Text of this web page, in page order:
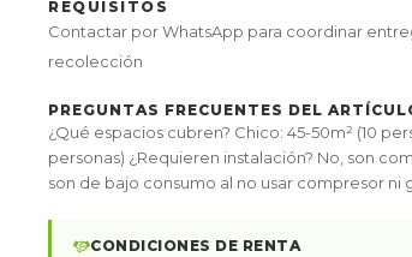
REQUISITOS
Contactar por WhatsApp para coordinar
recolección
PREGUNTAS FRECUENTES DEL
¿Qué espacios cubren? Chico: 45-50m² (10
personas) ¿Requieren instalación? No, son
son de bajo consumo al no usar compresor ni
CONDICIONES DE RENTA